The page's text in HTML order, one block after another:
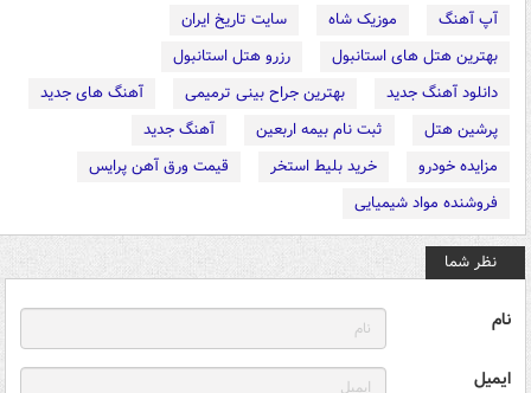
آپ آهنگ موزیک شاه
سایت تاریخ ایران
بهترین هتل های استانبول
رزرو هتل استانبول
دانلود آهنگ جدید
بهترین جراح بینی ترمیمی
آهنگ های جدید
پرشین هتل
ثبت نام بیمه اربعین
آهنگ جدید
مزایده خودرو
خرید بلیط استخر
قیمت ورق آهن پرایس
فروشنده مواد شیمیایی
نظر شما
نام
ایمیل